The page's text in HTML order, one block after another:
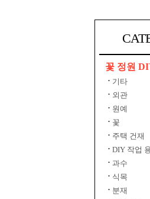
꽃 정원
기타
외관
원예
꽃
주택 건재
DIY 작업
과수
식목
분재